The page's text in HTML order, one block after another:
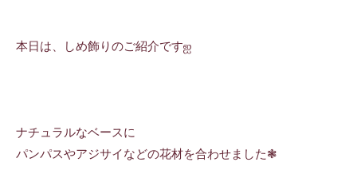
本日は、しめ飾りのご紹介ですஐ
ナチュラルなベースに
パンパスやアジサイなどの花材を合わせました❃